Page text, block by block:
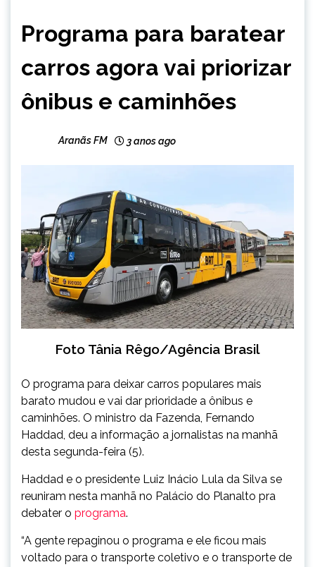
NOTÍCIAS
Programa para baratear
carros agora vai priorizar
ônibus e caminhões
Aranãs FM 3 anos ago
Foto Tânia Rêgo/Agência Brasil
O programa para deixar carros populares mais
barato mudou e vai dar prioridade a ônibus e
caminhões. O ministro da Fazenda, Fernando
Haddad, deu a informação a jornalistas na manhã
desta segunda-feira (5).
Haddad e o presidente Luiz Inácio Lula da Silva se
reuniram nesta manhã no Palácio do Planalto pra
debater o programa.
“A gente repaginou o programa e ele ficou mais
voltado para o transporte coletivo e o transporte de